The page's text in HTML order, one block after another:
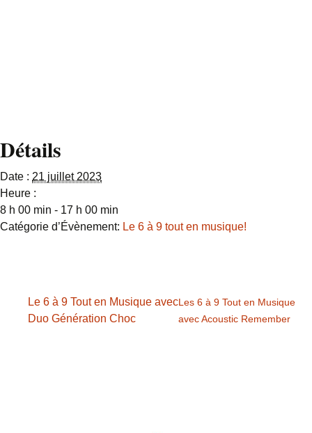
Détails
Date : 21 juillet 2023
Heure :
8 h 00 min - 17 h 00 min
Catégorie d’Évènement: Le 6 à 9 tout en musique!
Le 6 à 9 Tout en Musique avec
Duo Génération Choc
Les 6 à 9 Tout en Musique
avec Acoustic Remember